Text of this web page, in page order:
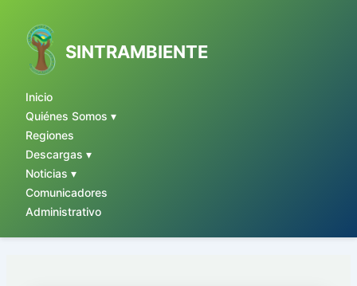
SINTRAMBIENTE
Inicio
Quiénes Somos ▾
Regiones
Descargas ▾
Noticias ▾
Comunicadores
Administrativo
contenido